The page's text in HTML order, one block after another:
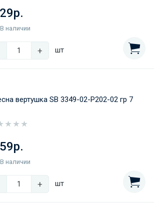
В наличии
+ шт
вертушка SB 3349-02-Р202-02 гр 7
В наличии
+ шт